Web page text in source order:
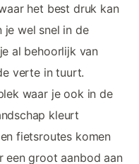
het best druk kan
je wel snel in de
al behoorlijk van
verte in tuurt.
waar je ook in de
kleurt
fietsroutes komen
een groot aanbod aan